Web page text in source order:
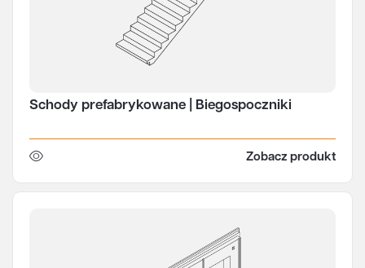
Schody prefabrykowane | Biegospoczniki
Zobacz produkt